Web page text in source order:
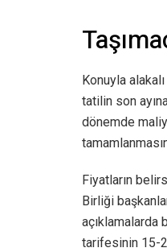
Konuyla
tatilin son
dönemde
Fiyatların
Birliği
açıklamalarda
tarifesinin 15-